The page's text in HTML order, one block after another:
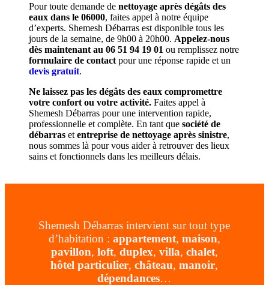
Pour toute demande de nettoyage après dégâts des
eaux dans le 06000, faites appel à notre équipe
d’experts. Shemesh Débarras est disponible tous les
jours de la semaine, de 9h00 à 20h00. Appelez-nous
dès maintenant au 06 51 94 19 01 ou remplissez notre
formulaire de contact pour une réponse rapide et un
devis gratuit.
Ne laissez pas les dégâts des eaux compromettre
votre confort ou votre activité. Faites appel à
Shemesh Débarras pour une intervention rapide,
professionnelle et complète. En tant que société de
débarras et entreprise de nettoyage après sinistre,
nous sommes là pour vous aider à retrouver des lieux
sains et fonctionnels dans les meilleurs délais.
Shemesh Débarras intervient sur tout type
d’habitation : appartement, maison,
pavillon, loft, duplex, villa, chalet,
hôtel particulier,château,manoir,
dépendances…